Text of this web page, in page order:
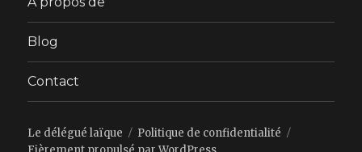
Blog
Contact
Le délégué laïque
Politique de confidentialité